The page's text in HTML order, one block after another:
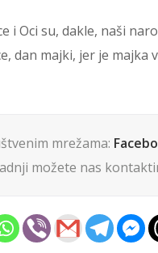
i Oci su, dakle, naši
dan majki, jer je majka
mrežama:
možete nas